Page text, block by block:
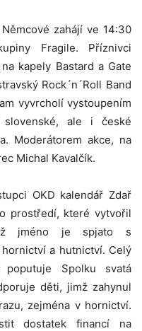
zahájí ve 14:30
Fragile. Příznivci
kapely Bastard a Gate
Rock´n´Roll Band
vyvrcholí vystoupením
ale i české
Moderátorem akce, na
Michal Kavalčík.
OKD kalendář Zdař
prostředí, které vytvořil
jméno je spjato s
a hutnictví. Celý
Spolku svatá
děti, jimž zahynul
zejména v hornictví.
dostatek financí na